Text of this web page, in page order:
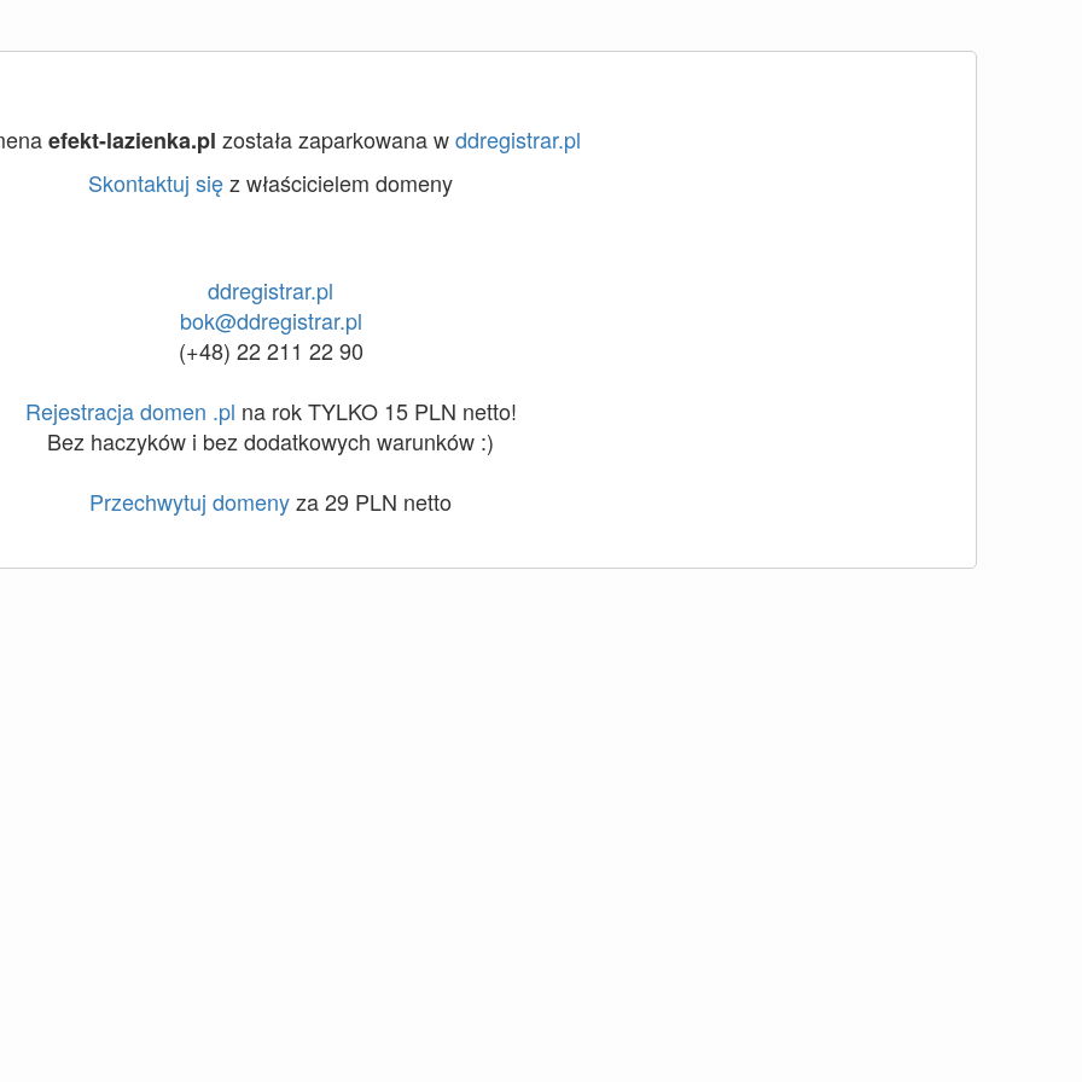
efekt-lazienka.pl została zaparkowana wddregistrar.pl
Skontaktuj sięz właścicielem domeny
ddregistrar.pl
bok@ddregistrar.pl
(+48) 22 211 22 90
Rejestracja domen .pl na rok TYLKO 15 PLN netto!
Bez haczyków i bez dodatkowych warunków :)
Przechwytuj domenyza 29 PLN netto